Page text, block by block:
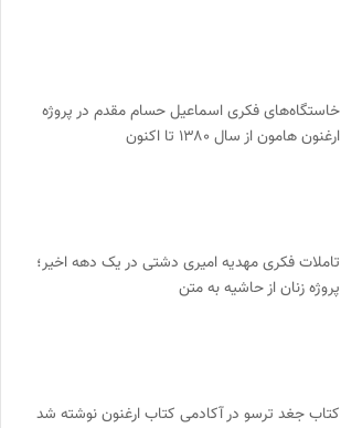
خاستگاه‌های فکری اسماعیل حسام مقدم در پروژه
ارغنون هامون از سال ۱۳۸۰ تا اکنون
تاملات فکری مهدیه امیری دشتی در یک دهه اخیر؛
پروژه زنان از حاشیه به متن
کتاب جغد ترسو در آکادمی کتاب ارغنون نوشته شد